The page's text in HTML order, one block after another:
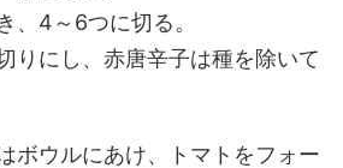
、4～6つに切る。
りにし、赤唐辛子は種を除いて
ボウルにあけ、トマトをフォー